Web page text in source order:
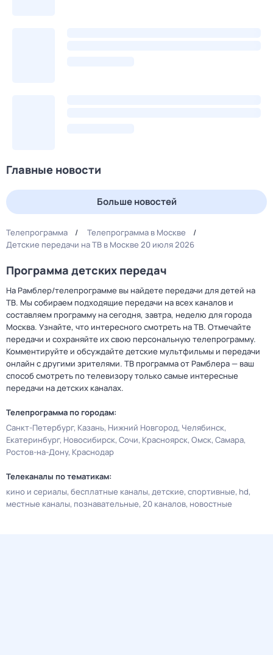
Главные новости
Больше новостей
Телепрограмма
Телепрограмма в Москве
Детские передачи на ТВ в Москве 20 июля 2026
Программа детских передач
На Рамблер/телепрограмме вы найдете передачи для детей на
ТВ. Мы собираем подходящие передачи на всех каналов и
составляем программу на сегодня, завтра, неделю для города
Москва. Узнайте, что интересного смотреть на ТВ. Отмечайте
передачи и сохраняйте их свою персональную телепрограмму.
Комментируйте и обсуждайте детские мультфильмы и передачи
онлайн с другими зрителями. ТВ программа от Рамблера — ваш
способ смотреть по телевизору только самые интересные
передачи на детских каналах.
Телепрограмма по городам:
Санкт-Петербург Казань Нижний Новгород Челябинск
Екатеринбург Новосибирск Сочи Красноярск Омск Самара
Ростов-на-Дону Краснодар
Телеканалы по тематикам:
кино и сериалы бесплатные каналы детские спортивные hd
местные каналы познавательные 20 каналов новостные